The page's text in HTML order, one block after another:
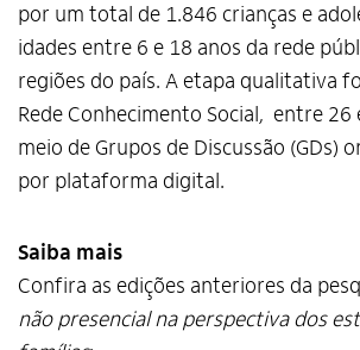
Termos de Uso e Política de
Privacidade
por um total de 1.846 crianças e
idades entre 6 e 18 anos da rede
regiões do país. A etapa qualitativa
Rede Conhecimento Social, entre 26
meio de Grupos de Discussão (GDs)
por plataforma digital.
Saiba mais
Confira as edições anteriores da
não presencial na perspectiva dos